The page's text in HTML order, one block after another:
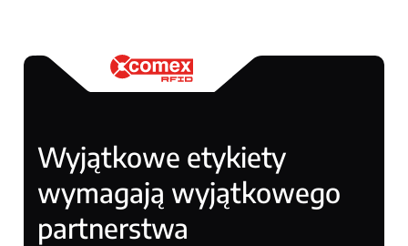
Wyjątkowe etykiety
wymagają wyjątkowego
partnerstwa